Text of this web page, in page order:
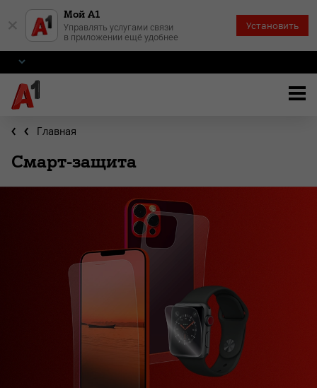
Мой А1
Управлять услугами связи
в приложении ещё удобнее
Установить
Главная
Смарт-защита